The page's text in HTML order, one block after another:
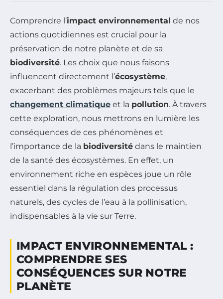
Comprendre l’impact environnemental de nos
actions quotidiennes est crucial pour la
préservation de notre planète et de sa
biodiversité. Les choix que nous faisons
influencent directement l’écosystème,
exacerbant des problèmes majeurs tels que le
changement climatique et la pollution. À travers
cette exploration, nous mettrons en lumière les
conséquences de ces phénomènes et
l’importance de la biodiversité dans le maintien
de la santé des écosystèmes. En effet, un
environnement riche en espèces joue un rôle
essentiel dans la régulation des processus
naturels, des cycles de l’eau à la pollinisation,
indispensables à la vie sur Terre.
IMPACT ENVIRONNEMENTAL :
COMPRENDRE SES
CONSÉQUENCES SUR NOTRE
PLANÈTE